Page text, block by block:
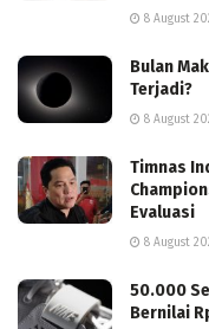
8 August
Bulan
Terjadi?
8 August
Timnas
Evaluasi
8 August
50.000
Bernilai